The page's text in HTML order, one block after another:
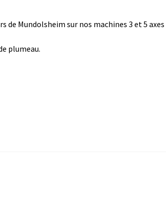
Mundolsheim sur nos machines 3 et 5
plumeau.